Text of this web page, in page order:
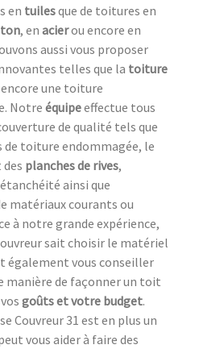
en tuilesque de toitures en
, en acierou encore en
aussi vous proposer
telles que la toiture
une toiture
Notre équipeeffectue tous
de qualité tels que
de toiture endommagée, le
planches de rives,
ainsi que
matériaux courants ou
à notre grande expérience,
sait choisir le matériel
également vous conseiller
manière de façonner un toit
goûts et votre budget.
Couvreur 31 est en plus un
vous aider à faire des